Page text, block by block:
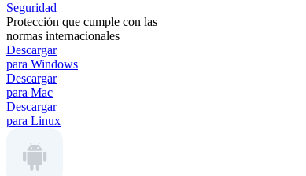
Seguridad
Protección que cumple con las
normas internacionales
Descargar
para Windows
Descargar
para Mac
Descargar
para Linux